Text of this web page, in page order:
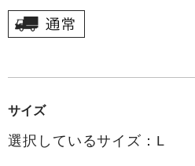
サイズ
選択しているサイズ：L